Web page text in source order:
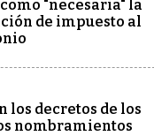
"necesaria" la
de impuesto al
los decretos de los
nombramientos